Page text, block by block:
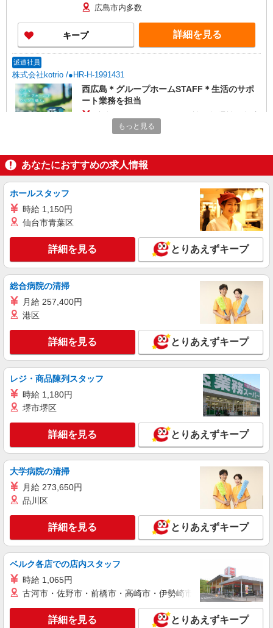
広島市内多数
キープ 詳細を見る
派遣社員
株式会社kotrio /●HR-H-1991431
西広島＊グループホームSTAFF＊生活のサポ
ート業務を担当
通費全支給(ガソリン代含む)＞
キープ
派遣社員
株式会社kotrio /●HR-H-2078500
＼収入アップを全面サポート／小規模デイ
時給1350円〜1937円 ＜日払い有/週払い有/交
通費全支給(ガソリン代含む)＞
広島県広島市西区
キープ 詳細を見る
派遣社員
株式会社kotrio /●HR-H-1953233
西広島駅｜小さなグループホームで家事や生活
のサポート！
時給1450円〜1937円 ＜日払い有/週払い有/交
キープ 詳細を見る
株式会社kotrio /●HR-H-1659994
≪職場見学OK≫職場を見てから判断！高齢者
時給2000円〜2500円＜ガソリン代含め交通費
全額支給/日払い・週払いOK＞
広島県広島市西区
派遣社員
日収1万円〜☆【運転・配送】の経験がある方
もっと見る
あなたにおすすめの求人情報
ホールスタッフ
時給 1,150円
仙台市青葉区
詳細を見る とりあえずキープ
総合病院の清掃
月給 257,400円
港区
詳細を見る とりあえずキープ
レジ・商品陳列スタッフ
時給 1,180円
堺市堺区
詳細を見る とりあえずキープ
大学病院の清掃
月給 273,650円
品川区
詳細を見る とりあえずキープ
ベルク各店での店内スタッフ
時給 1,065円
古河市・佐野市・前橋市・高崎市・伊勢崎市・太田市・館林市
詳細を見る とりあえずキープ